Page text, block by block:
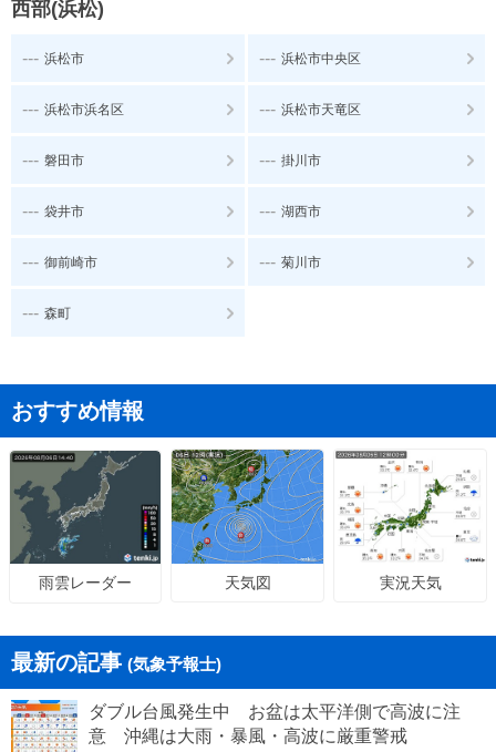
西部(浜松)
--- 浜松市 --- 浜松市中央区
--- 浜松市浜名区 --- 浜松市天竜区
--- 磐田市 --- 掛川市
--- 袋井市 --- 湖西市
--- 御前崎市 --- 菊川市
--- 森町
おすすめ情報
雨雲レーダー 天気図 実況天気
最新の記事 (気象予報士)
ダブル台風発生中 お盆は太平洋側で高波に注
意 沖縄は大雨・暴風・高波に厳重警戒